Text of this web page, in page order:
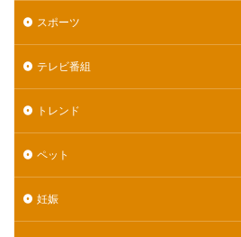
スポーツ
テレビ番組
トレンド
ペット
妊娠